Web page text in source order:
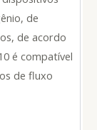
de
de acordo
é compatível
de fluxo